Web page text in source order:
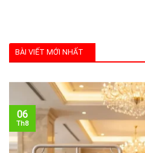
BÀI VIẾT MỚI NHẤT
06
Th8